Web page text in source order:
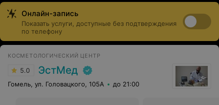
Онлайн-запись
Показать услуги, доступные без подтверждения
по телефону
КОСМЕТОЛОГИЧЕСКИЙ ЦЕНТР
5.0 ЭстМед
Гомель, ул. Головацкого, 105А до 21:00